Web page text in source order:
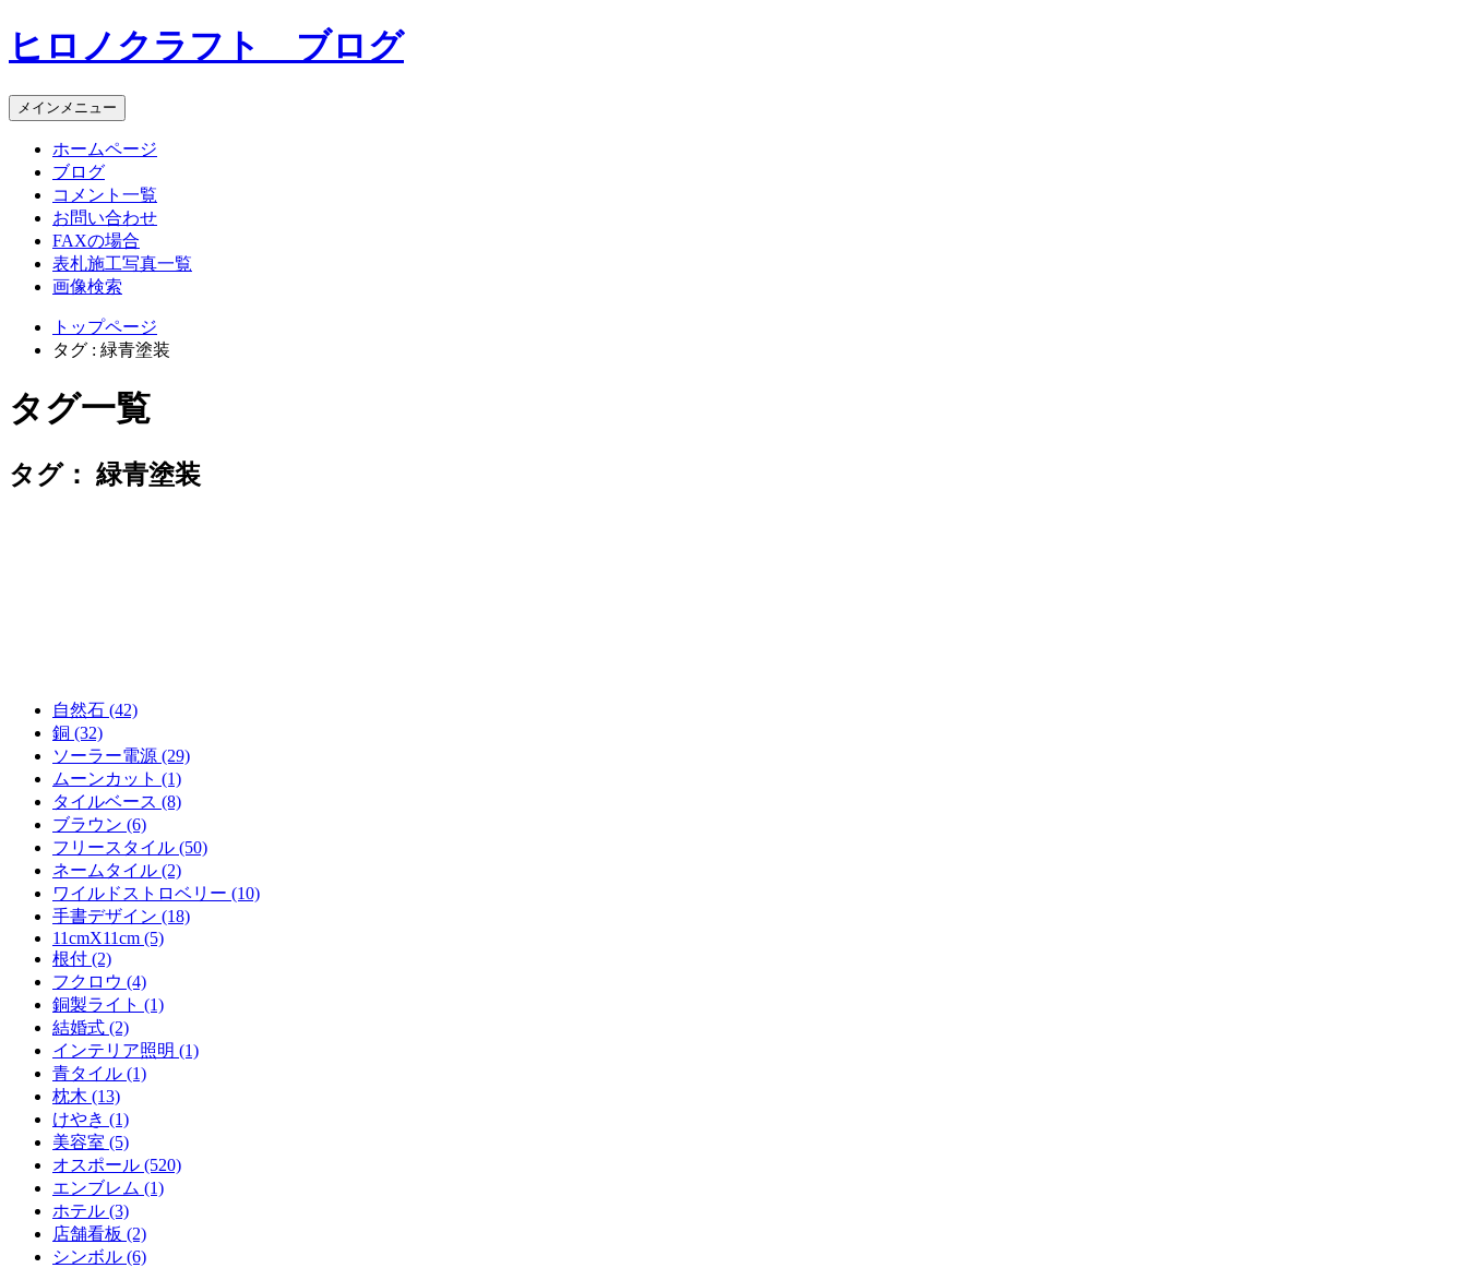
コ
ン
ン
ツ
ヒロノクラフト ブログ
メインメニュー
ホームページ
ブログ
コメント一覧
お問い合わせ
FAXの場合
表札施工写真一覧
画像検索
トップページ
タグ : 緑青塗装
タグ一覧
タグ： 緑青塗装
自然石 (42)
銅 (32)
ソーラー電源 (29)
ムーンカット (1)
タイルベース (8)
ブラウン (6)
フリースタイル (50)
ネームタイル (2)
ワイルドストロベリー (10)
手書デザイン (18)
11cmX11cm (5)
根付 (2)
フクロウ (4)
銅製ライト (1)
結婚式 (2)
インテリア照明 (1)
青タイル (1)
枕木 (13)
けやき (1)
美容室 (5)
オスポール (520)
エンブレム (1)
ホテル (3)
店舗看板 (2)
シンボル (6)